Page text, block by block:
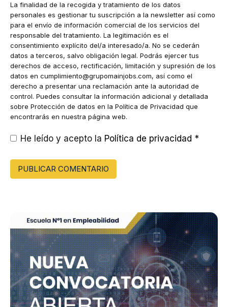
La finalidad de la recogida y tratamiento de los datos
personales es gestionar tu suscripción a la newsletter así como
para el envío de información comercial de los servicios del
responsable del tratamiento. La legitimación es el
consentimiento explícito del/a interesado/a. No se cederán
datos a terceros, salvo obligación legal. Podrás ejercer tus
derechos de acceso, rectificación, limitación y supresión de los
datos en cumplimiento@grupomainjobs.com, así como el
derecho a presentar una reclamación ante la autoridad de
control. Puedes consultar la información adicional y detallada
sobre Protección de datos en la Política de Privacidad que
encontrarás en nuestra página web.
He leído y acepto la Política de privacidad *